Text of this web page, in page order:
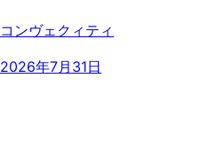
コンヴェクィティ
2026年7月31日